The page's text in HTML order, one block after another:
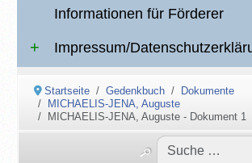
Informationen für Förderer
Impressum/
Startseite Gedenkbuch
Dokumente
MICHAELIS-JENA, Auguste
MICHAELIS-JENA, Auguste - Dokument 1